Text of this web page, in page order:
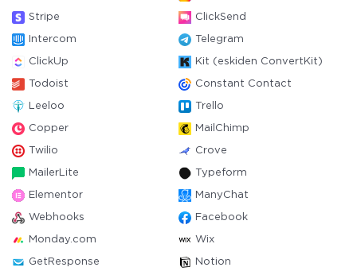
Stripe ClickSend
Intercom Telegram
ClickUp Kit (eskiden ConvertKit)
Todoist Constant Contact
Leeloo Trello
Copper MailChimp
Twilio Crove
MailerLite Typeform
Elementor ManyChat
Webhooks Facebook
Monday.com Wix
GetResponse Notion